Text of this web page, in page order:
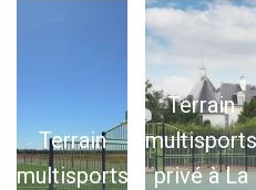
Terrain
multisports
Terrain
multisports
privé à La